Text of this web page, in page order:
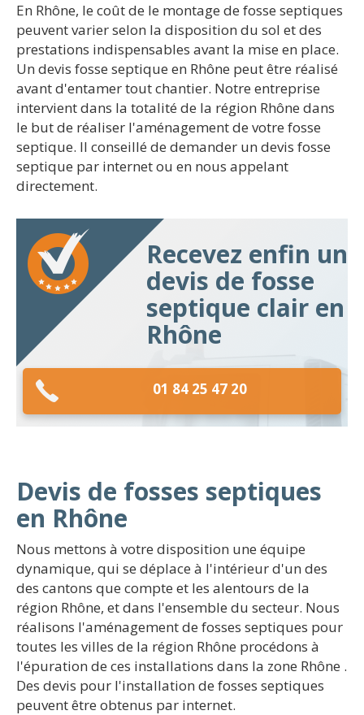
En Rhône, le coût de le montage de fosse septiques
peuvent varier selon la disposition du sol et des
prestations indispensables avant la mise en place.
Un devis fosse septique en Rhône peut être réalisé
avant d'entamer tout chantier. Notre entreprise
intervient dans la totalité de la région Rhône dans
le but de réaliser l'aménagement de votre fosse
septique. Il conseillé de demander un devis fosse
septique par internet ou en nous appelant
directement.
Recevez enfin un
devis de fosse
septique clair en
Rhône
01 84 25 47 20
Devis de fosses septiques
en Rhône
Nous mettons à votre disposition une équipe
dynamique, qui se déplace à l'intérieur d'un des
des cantons que compte et les alentours de la
région Rhône, et dans l'ensemble du secteur. Nous
réalisons l'aménagement de fosses septiques pour
toutes les villes de la région Rhône procédons à
l'épuration de ces installations dans la zone Rhône .
Des devis pour l'installation de fosses septiques
peuvent être obtenus par internet.